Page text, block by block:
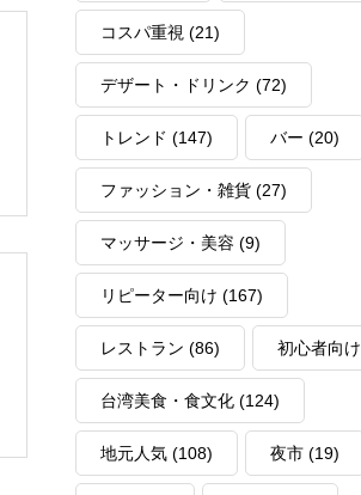
コスパ重視 (21)
デザート・ドリンク (72)
トレンド (147) バー (20)
ファッション・雑貨 (27)
マッサージ・美容 (9)
リピーター向け (167)
レストラン (86) 初心者向け
台湾美食・食文化 (124)
地元人気 (108) 夜市 (19)